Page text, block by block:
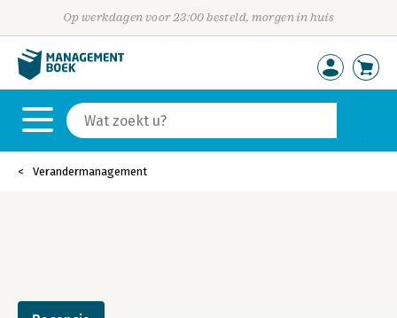
Op werkdagen voor 23:00 besteld, morgen in huis
Verandermanagement